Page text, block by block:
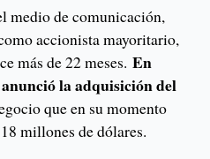
medio de comunicación,
accionista mayoritario,
más de 22 meses. En
la adquisición del
que en su momento
millones de dólares.